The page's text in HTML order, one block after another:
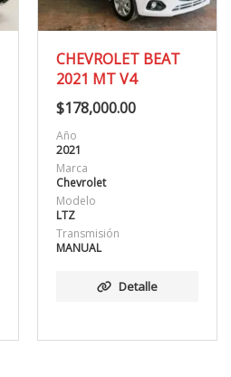
CHEVROLET BEAT
2021 MT V4
$178,000.00
Año
2021
Marca
Chevrolet
Modelo
LTZ
Transmisión
MANUAL
Detalle